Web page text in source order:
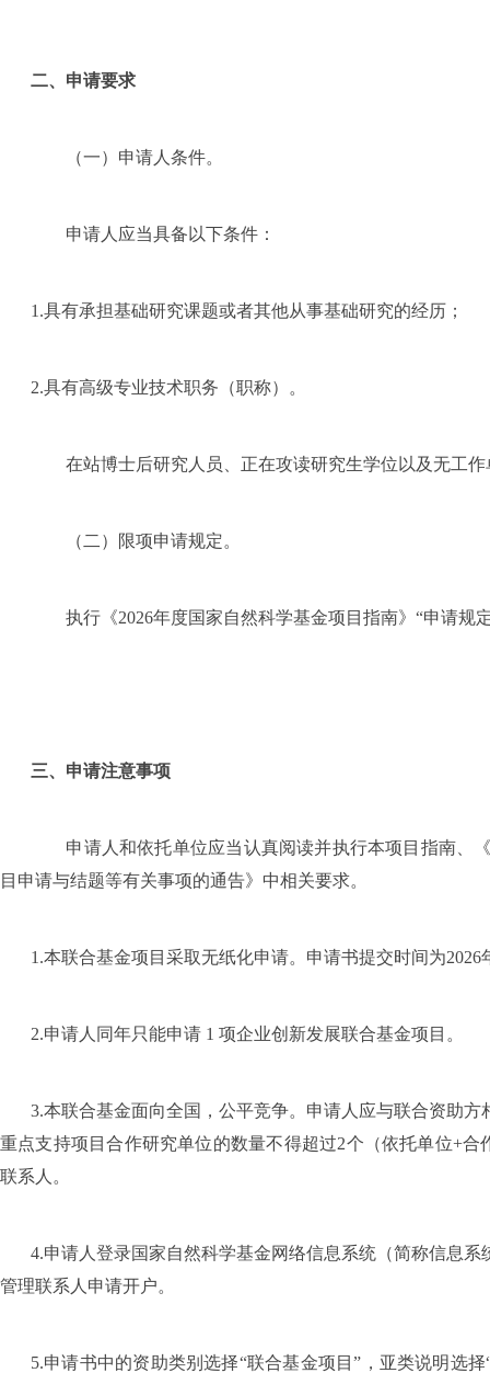
二、申请要求
（一）申请人条件。
申请人应当具备以下条件：
1.具有承担基础研究课题或者其他从事基础研究的经历；
2.具有高级专业技术职务（职称）。
在站博士后研究人员、正在攻读研究生学位以及无工作
（二）限项申请规定。
执行《2026年度国家自然科学基金项目指南》“申请规
三、申请注意事项
申请人和依托单位应当认真阅读并执行本项目指南、
目申请与结题等有关事项的通告》中相关要求。
1.本联合基金项目采取无纸化申请。申请书提交时间为2026
2.申请人同年只能申请 1 项企业创新发展联合基金项目。
3.本联合基金面向全国，公平竞争。申请人应与联合资助
重点支持项目合作研究单位的数量不得超过2个（依托单位+合
联系人。
4.申请人登录国家自然科学基金网络信息系统（简称信息
管理联系人申请开户。
5.申请书中的资助类别选择“联合基金项目”，亚类说明选